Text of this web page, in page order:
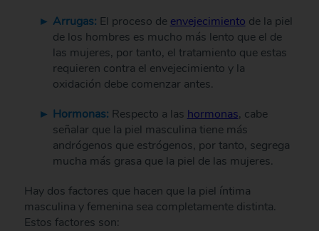
Arrugas: El proceso de envejecimiento de la piel
de los hombres es mucho más lento que el de
las mujeres, por tanto, el tratamiento que estas
requieren contra el envejecimiento y la
oxidación debe comenzar antes.
Hormonas: Respecto a las hormonas, cabe
señalar que la piel masculina tiene más
andrógenos que estrógenos, por tanto, segrega
mucha más grasa que la piel de las mujeres.
Hay dos factores que hacen que la piel íntima
masculina y femenina sea completamente distinta.
Estos factores son: